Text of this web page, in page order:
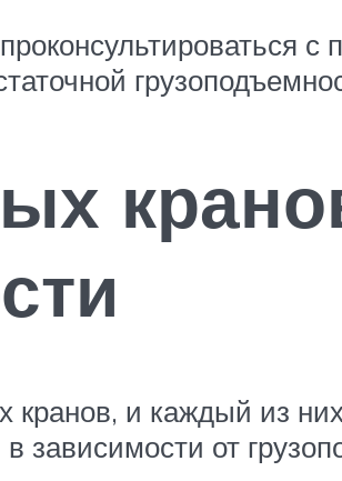
и каждый из
зависимости от